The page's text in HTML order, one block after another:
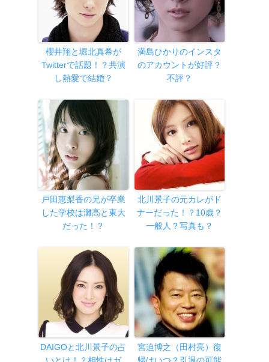
櫻井翔と堀北真希が
Twitterで話題！？共演
し熱愛で結婚？
満島ひかりのインスタ
のアカウントが好評？
不評？
戸田恵梨香の兄が卒業
した学校は灘高と東大
だった！？
北川景子の元カレがド
ナーだった！？10歳？
一般人？写真も？
DAIGOと北川景子の占
宮迫博之（田村亮）復